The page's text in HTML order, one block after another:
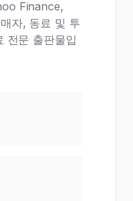
Finance,
자, 동료 및 투
전문 출판물입